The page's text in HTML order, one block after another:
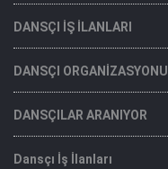
DANSÇI İŞ İLANLARI
DANSÇI ORGANİZASYONU
DANSÇILAR ARANIYOR
Dansçı İş İlanları